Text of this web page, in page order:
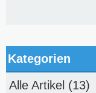
Kategorien
Alle Artikel (13)